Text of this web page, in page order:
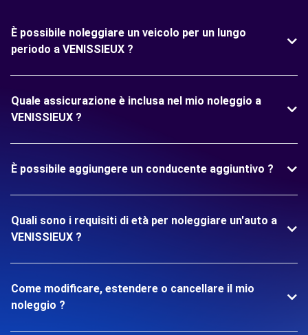
È possibile noleggiare un veicolo per un lungo
periodo a VENISSIEUX ?
Quale assicurazione è inclusa nel mio noleggio a
VENISSIEUX ?
È possibile aggiungere un conducente aggiuntivo ?
Quali sono i requisiti di età per noleggiare un'auto a
VENISSIEUX ?
Come modificare, estendere o cancellare il mio
noleggio ?